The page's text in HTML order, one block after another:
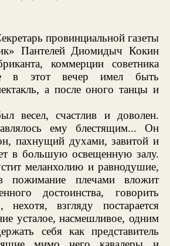
провинциальной газеты
Пантелей Диомидыч Кокин
коммерции советника
в этот вечер имел быть
а после оного танцы и
весел, счастлив и доволен.
ему блестящим... Он
пахнущий духами, завитой и
в большую освещенную залу.
меланхолию и равнодушие,
плечами вложит
достоинства, говорить
нехотя, взгляду постарается
усталое, насмешливое, одним
себя как представитель